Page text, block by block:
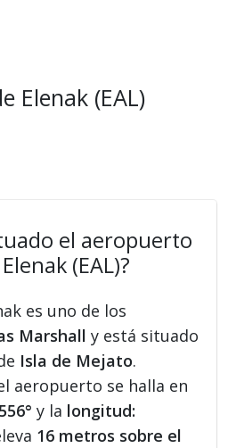
Elenak (EAL)
el aeropuerto
(EAL)?
es uno de los
Marshall y está situado
Isla de Mejato.
aeropuerto se halla en
y la longitud:
16 metros sobre el